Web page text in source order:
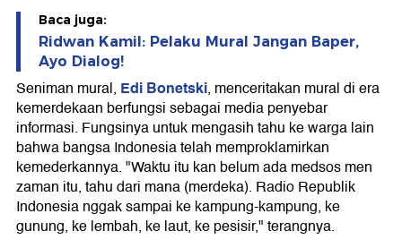
Baca juga:
Ridwan Kamil: Pelaku Mural Jangan Baper,
Ayo Dialog!
Seniman mural, Edi Bonetski, menceritakan mural di era
kemerdekaan berfungsi sebagai media penyebar
informasi. Fungsinya untuk mengasih tahu ke warga lain
bahwa bangsa Indonesia telah memproklamirkan
kemederkannya. "Waktu itu kan belum ada medsos men
zaman itu, tahu dari mana (merdeka). Radio Republik
Indonesia nggak sampai ke kampung-kampung, ke
gunung, ke lembah, ke laut, ke pesisir," terangnya.